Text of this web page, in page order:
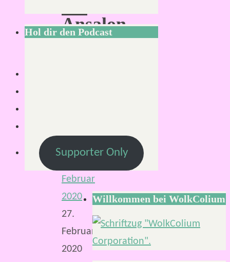
Ansalon
(Dungeons
Februar
2020
27.
Februar
2020
Hol dir den Podcast
Supporter Only
Willkommen bei WolkColium